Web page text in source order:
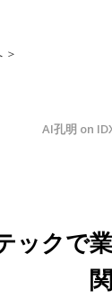
＞
AI孔明 on
ックで